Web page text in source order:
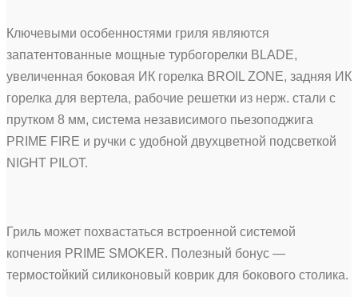
Ключевыми особенностями гриля являются
запатентованные мощные турбогорелки BLADE,
увеличенная боковая ИК горелка BROIL ZONE, задняя ИК
горелка для вертела, рабочие решетки из нерж. стали с
прутком 8 мм, система независимого пьезоподжига
PRIME FIRE и ручки с удобной двухцветной подсветкой
NIGHT PILOT.
Гриль может похвастаться встроенной системой
копчения PRIME SMOKER. Полезный бонус —
термостойкий силиконовый коврик для бокового столика.